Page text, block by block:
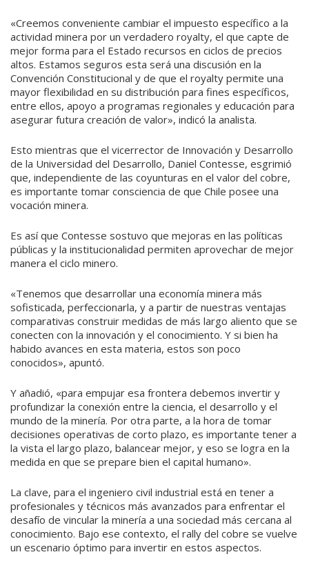
«Creemos conveniente cambiar el impuesto específico a la
actividad minera por un verdadero royalty, el que capte de
mejor forma para el Estado recursos en ciclos de precios
altos. Estamos seguros esta será una discusión en la
Convención Constitucional y de que el royalty permite una
mayor flexibilidad en su distribución para fines específicos,
entre ellos, apoyo a programas regionales y educación para
asegurar futura creación de valor», indicó la analista.
Esto mientras que el vicerrector de Innovación y Desarrollo
de la Universidad del Desarrollo, Daniel Contesse, esgrimió
que, independiente de las coyunturas en el valor del cobre,
es importante tomar consciencia de que Chile posee una
vocación minera.
Es así que Contesse sostuvo que mejoras en las políticas
públicas y la institucionalidad permiten aprovechar de mejor
manera el ciclo minero.
«Tenemos que desarrollar una economía minera más
sofisticada, perfeccionarla, y a partir de nuestras ventajas
comparativas construir medidas de más largo aliento que se
conecten con la innovación y el conocimiento. Y si bien ha
habido avances en esta materia, estos son poco
conocidos», apuntó.
Y añadió, «para empujar esa frontera debemos invertir y
profundizar la conexión entre la ciencia, el desarrollo y el
mundo de la minería. Por otra parte, a la hora de tomar
decisiones operativas de corto plazo, es importante tener a
la vista el largo plazo, balancear mejor, y eso se logra en la
medida en que se prepare bien el capital humano».
La clave, para el ingeniero civil industrial está en tener a
profesionales y técnicos más avanzados para enfrentar el
desafío de vincular la minería a una sociedad más cercana al
conocimiento. Bajo ese contexto, el rally del cobre se vuelve
un escenario óptimo para invertir en estos aspectos.